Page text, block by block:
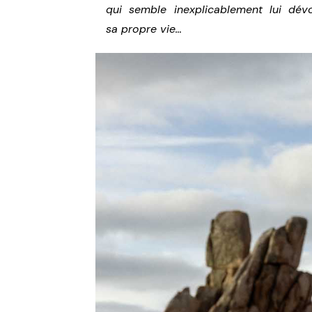
qui semble inexplicablement lui
sa propre vie…